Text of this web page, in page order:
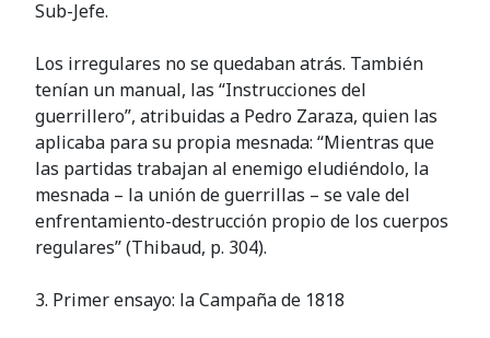
Sub-Jefe.
Los irregulares no se quedaban atrás. También
tenían un manual, las “Instrucciones del
guerrillero”, atribuidas a Pedro Zaraza, quien las
aplicaba para su propia mesnada: “Mientras que
las partidas trabajan al enemigo eludiéndolo, la
mesnada – la unión de guerrillas – se vale del
enfrentamiento-destrucción propio de los cuerpos
regulares” (Thibaud, p. 304).
3. Primer ensayo: la Campaña de 1818